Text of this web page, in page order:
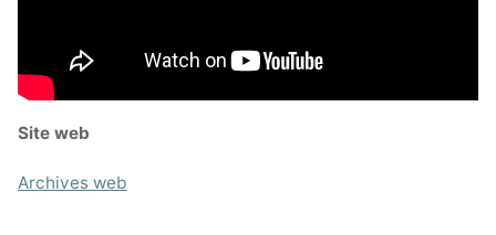
Site web
Archives web